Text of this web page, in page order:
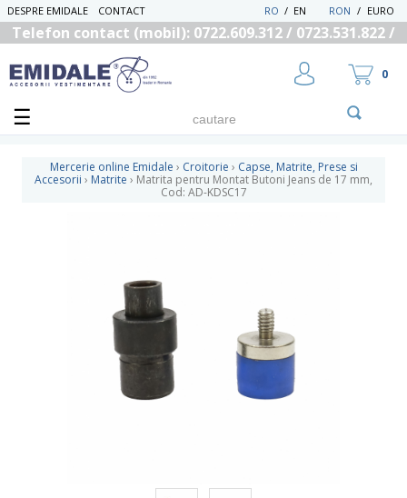
DESPRE EMIDALE CONTACT RON / EURO
EN
/
RO
Telefon contact (mobil): 0722.609.312 / 0723.531.822 /
0
Mercerie online Emidale › Croitorie › Capse, Matrite, Prese si
Accesorii › Matrite › Matrita pentru Montat Butoni Jeans de 17 mm,
Cod: AD-KDSC17